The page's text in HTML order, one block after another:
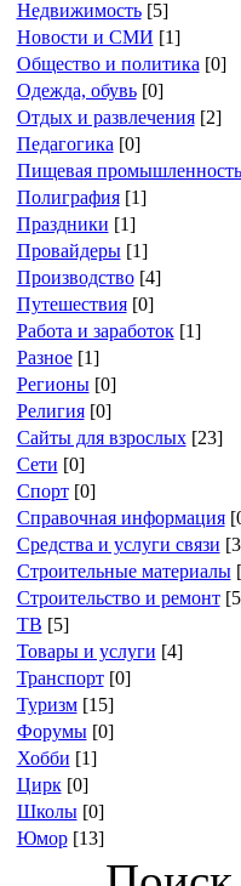
Недвижимость[5]
Новости и СМИ [1]
Общество и политика [0]
Одежда, обувь[0]
Отдых и развлечения[2]
Педагогика [0]
Пищевая промышленность
Полиграфия[1]
Праздники [1]
Провайдеры[1]
Производство[4]
Путешествия[0]
Работа и заработок[1]
Разное[1]
Регионы[0]
Религия[0]
Сайты для взрослых[23]
Сети [0]
Спорт[0]
Справочная информация
Средства и услуги связи
Строительные материалы
Строительство и ремонт
ТВ [5]
Товары и услуги [4]
Транспорт[0]
Туризм[15]
Форумы[0]
Хобби [1]
Цирк[0]
Школы[0]
Юмор[13]